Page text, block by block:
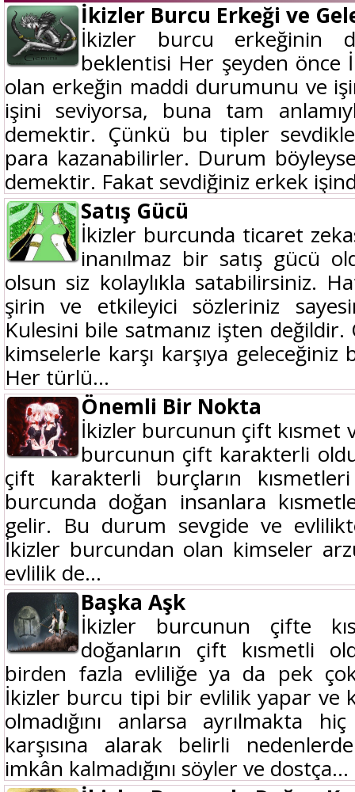
İkizler Burcu Erkeği ve
İkizler burcu erkeğinin
beklentisi Her şeyden önce
olan erkeğin maddi durumunu ve
işini seviyorsa, buna tam
demektir. Çünkü bu tipler
para kazanabilirler. Durum
demektir. Fakat sevdiğiniz erkek
Satış Gücü
İkizler burcunda ticaret
inanılmaz bir satış gücü
olsun siz kolaylıkla satabilirsiniz.
şirin ve etkileyici sözleriniz
Kulesini bile satmanız işten
kimselerle karşı karşıya
Her türlü...
Önemli Bir Nokta
İkizler burcunun çift kısmet
burcunun çift karakterli
çift karakterli burçların
burcunda doğan insanlara
gelir. Bu durum sevgide ve
İkizler burcundan olan kimseler
evlilik de...
Başka Aşk
İkizler burcunun çifte
doğanların çift kısmetli
birden fazla evliliğe ya da pek
İkizler burcu tipi bir evlilik yapar ve
olmadığını anlarsa ayrılmakta
karşısına alarak belirli
imkân kalmadığını söyler ve dostça...